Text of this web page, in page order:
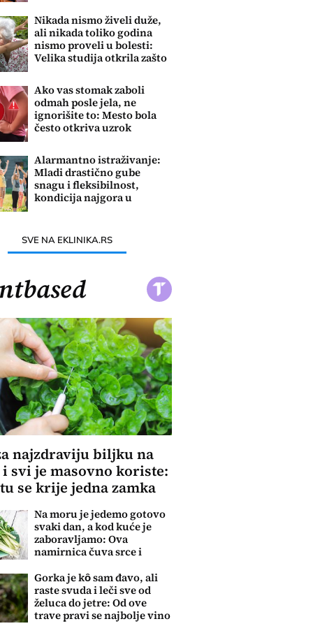
Nikada nismo živeli duže,
ali nikada toliko godina
nismo proveli u bolesti:
Velika studija otkrila zašto
Ako vas stomak zaboli
odmah posle jela, ne
ignorišite to: Mesto bola
često otkriva uzrok
Alarmantno istraživanje:
Mladi drastično gube
snagu i fleksibilnost,
kondicija najgora u
SVE NA EKLINIKA.RS
najzdraviju biljku na
svi je masovno koriste:
se krije jedna zamka
Na moru je jedemo gotovo
svaki dan, a kod kuće je
zaboravljamo: Ova
namirnica čuva srce i
Gorka je kȏ sam đavo, ali
raste svuda i leči sve od
želuca do jetre: Od ove
trave pravi se najbolje vino